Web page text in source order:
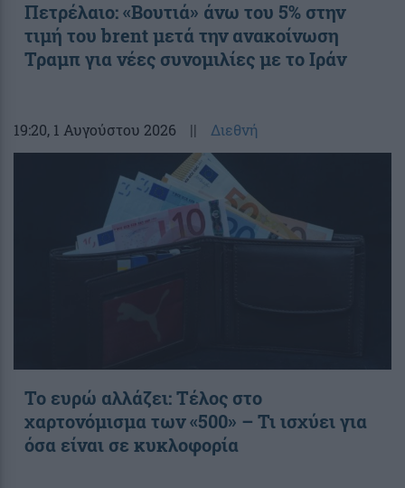
Πετρέλαιο: «Βουτιά» άνω του 5% στην
τιμή του brent μετά την ανακοίνωση
Τραμπ για νέες συνομιλίες με το Ιράν
19:20, 1 Αυγούστου 2026 || Διεθνή
Το ευρώ αλλάζει: Τέλος στο
χαρτονόμισμα των «500» – Τι ισχύει για
όσα είναι σε κυκλοφορία